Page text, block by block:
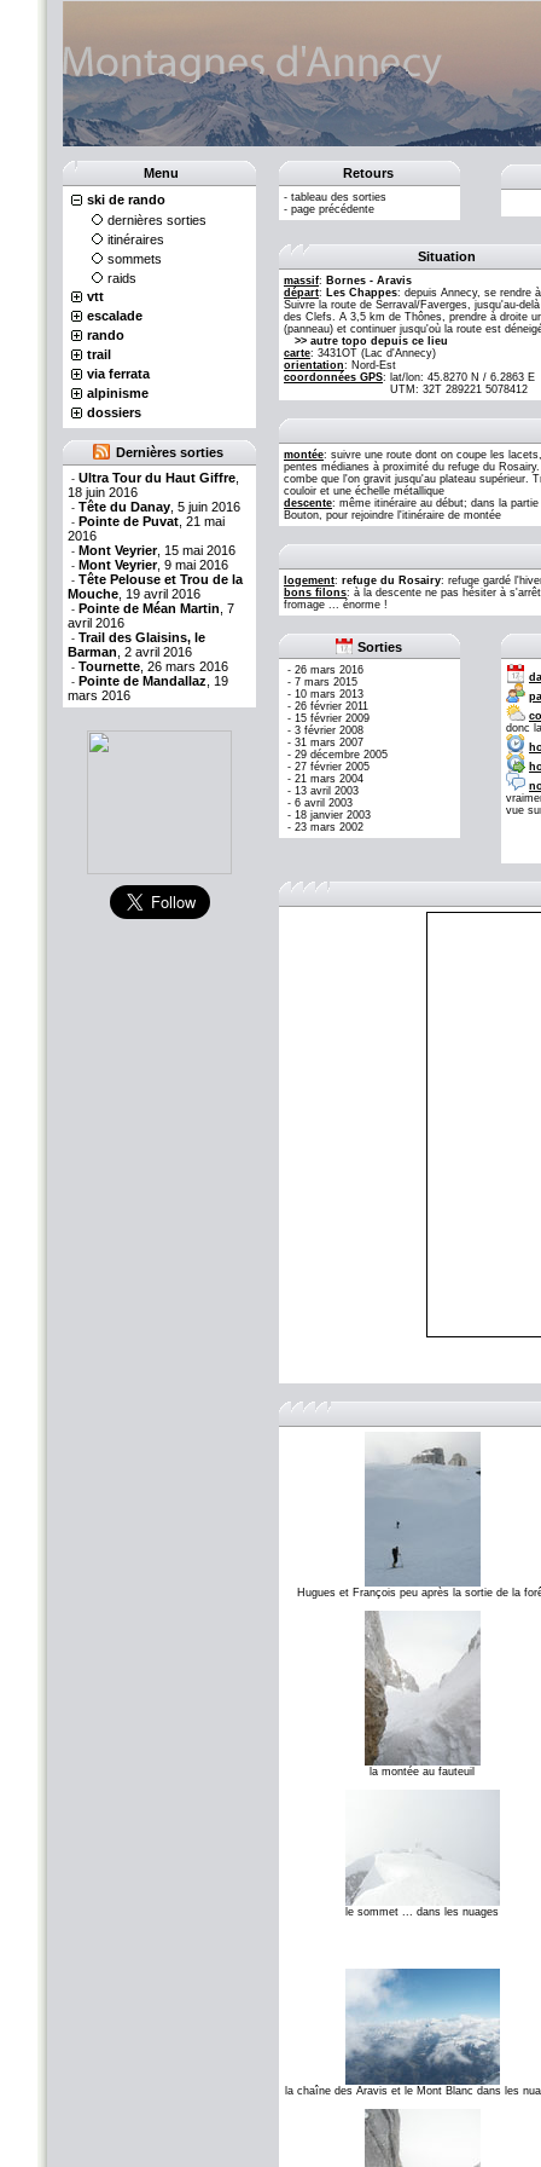
Menu
ski de rando
dernières sorties
itinéraires
sommets
raids
vtt
escalade
rando
trail
via ferrata
alpinisme
dossiers
Dernières sorties
- Ultra Tour du Haut Giffre
18 juin 2016
- Tête du Danay , 5 juin 2016
- Pointe de Puvat , 21 mai
2016
- Mont Veyrier, 15 mai 2016
- Mont Veyrier, 9 mai 2016
- Tête Pelouse et Trou de la
Mouche , 19 avril 2016
- Pointe de Méan Martin , 7
avril 2016
- Trail des Glaisins, le
Barman , 2 avril 2016
- Tournette , 26 mars 2016
- Pointe de Mandallaz , 19
mars 2016
Retours
- tableau des sorties
- page précédente
Situation
massif: Bornes - Aravis
départ: Les Chappes: depuis Annecy, se rendre
Suivre la route de Serraval/Faverges, jusqu'au-
des Clefs. A 3,5 km de Thônes, prendre à droite
(panneau) et continuer jusqu'où la route est
>> autre topo depuis ce lieu
carte: 3431OT (Lac d'Annecy)
orientation: Nord-Est
coordonnées GPS: lat/lon: 45.8270 N / 6.2863 E
UTM: 32T 289221 5078412
montée: suivre une route dont on coupe les
pentes médianes à proximité du refuge du
combe que l'on gravit jusqu'au plateau supérieur.
couloir et une échelle métallique
descente: même itinéraire au début; dans la
Bouton, pour rejoindre l'itinéraire de montée
logement: refuge du Rosairy: refuge gardé
bons filons: à la descente ne pas hésiter à
fromage ... énorme !
Sorties
- 26 mars 2016
- 7 mars 2015
- 10 mars 2013
- 26 février 2011
- 15 février 2009
- 3 février 2008
- 31 mars 2007
- 29 décembre 2005
- 27 février 2005
- 21 mars 2004
- 13 avril 2003
- 6 avril 2003
- 18 janvier 2003
- 23 mars 2002
donc
vue
Hugues et François peu après la sortie de la
la montée au fauteuil
le sommet ... dans les nuages
la chaîne des Aravis et le Mont Blanc dans les